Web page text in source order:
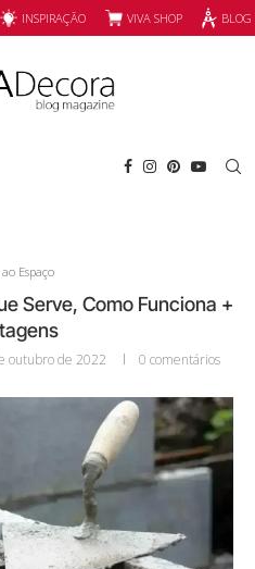
INSPIRAÇÃO VIVA SHOP
Espaço
Serve, Como Funciona +
outubro de 2022 0 comentários